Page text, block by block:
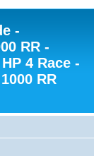
-
RR -
4 Race -
RR